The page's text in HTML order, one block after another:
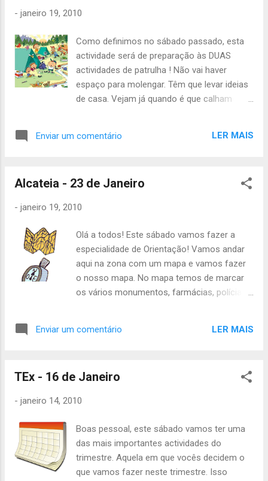
salsichas A ...
- janeiro 19, 2010
Como definimos no sábado passado, esta
actividade será de preparação às DUAS
actividades de patrulha ! Não vai haver
espaço para molengar. Têm que levar ideias
de casa. Vejam já quando é que calham
Estejam no grupo às 14h, a actividade acaba
provas, leve-as bem sabidas, pois se houver
2ª etapa - 209, 212 Levem a caderneta e
Enviar um comentário LER MAIS
Alcateia - 23 de Janeiro
- janeiro 19, 2010
Olá a todos! Este sábado vamos fazer a
especialidade de Orientação! Vamos andar
aqui na zona com um mapa e vamos fazer
o nosso mapa. No mapa temos de marcar
os vários monumentos, farmácias, polícia e
de estar muito atentos pelo caminho!
Borboleta, Lagartixa e Gato) - Dinheiro para
actividade tem início às 14h e fim às 19h no
DE FALTAR!! Até sábado! Inês Leal, Akela
Enviar um comentário LER MAIS
TEx - 16 de Janeiro
- janeiro 14, 2010
Boas pessoal, este sábado vamos ter uma
das mais importantes actividades do
trimestre. Aquela em que vocês decidem o
que vamos fazer neste trimestre. Isso